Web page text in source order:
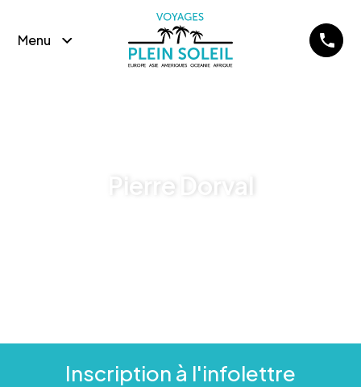
Menu
Pierre Dorval
Inscription à l'infolettre